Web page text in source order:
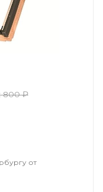
800₽
от